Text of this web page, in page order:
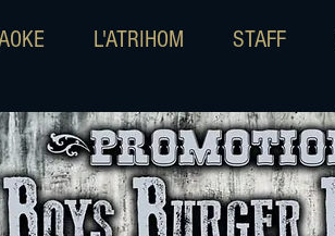
L'ATRIHOM STAFF